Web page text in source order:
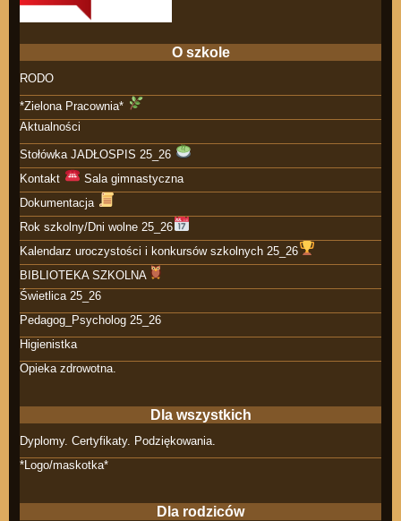
O szkole
RODO
*Zielona Pracownia*
Aktualności
Stołówka JADŁOSPIS 25_26
Kontakt
Sala gimnastyczna
Dokumentacja
Rok szkolny/Dni wolne 25_26
Kalendarz uroczystości i konkursów szkolnych 25_26
BIBLIOTEKA SZKOLNA
Świetlica 25_26
Pedagog_Psycholog 25_26
Higienistka
Opieka zdrowotna.
Dla wszystkich
Dyplomy. Certyfikaty. Podziękowania.
*Logo/maskotka*
Dla rodziców